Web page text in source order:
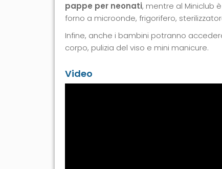
pappe per neonati, mentre al Miniclub
forno a microonde, frigorifero,
Infine, anche i bambini potranno
corpo, pulizia del viso e mini manicure.
Video